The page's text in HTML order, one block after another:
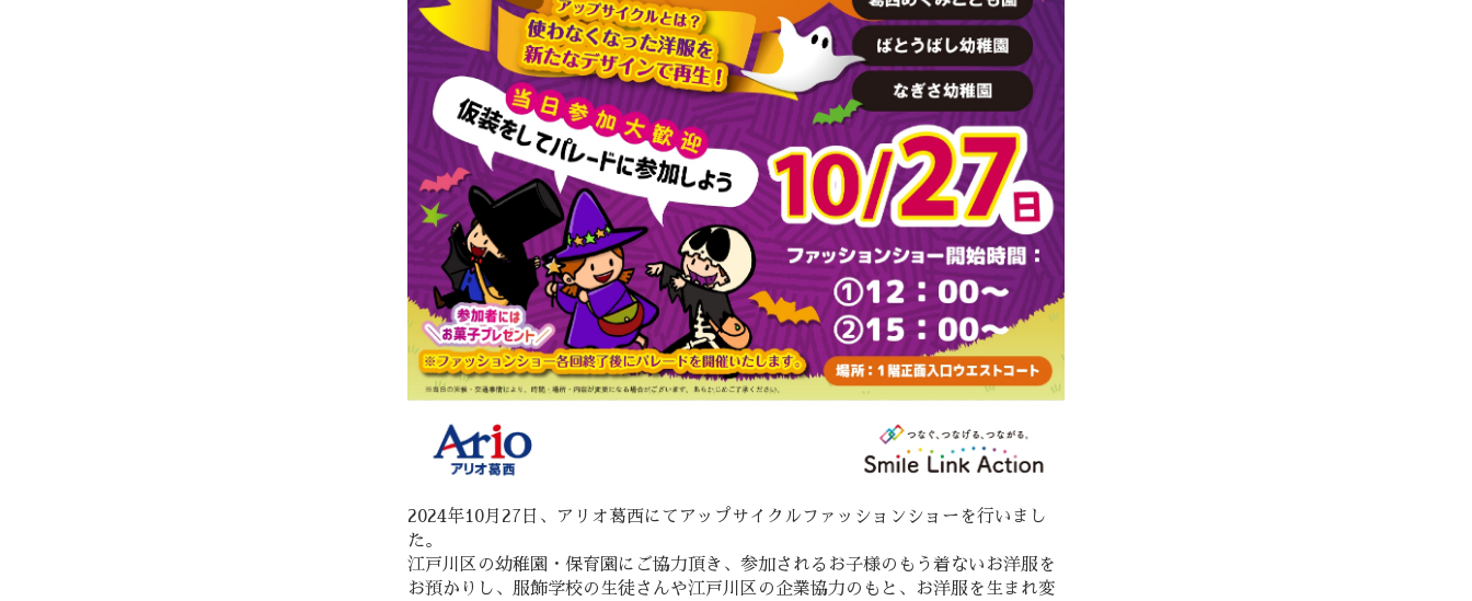
2024年10月27日、アリオ葛西にてアップサイクルファッションショーを行いまし
た。
江戸川区の幼稚園・保育園にご協力頂き、参加されるお子様のもう着ないお洋服を
お預かりし、服飾学校の生徒さんや江戸川区の企業協力のもと、お洋服を生まれ変